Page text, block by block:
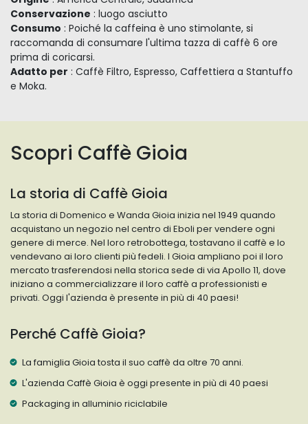
Conservazione : luogo asciutto
Consumo : Poiché la caffeina è uno stimolante, si
raccomanda di consumare l'ultima tazza di caffè 6 ore
prima di coricarsi.
Adatto per : Caffè Filtro, Espresso, Caffettiera a Stantuffo
e Moka.
Scopri Caffè Gioia
La storia di Caffè Gioia
La storia di Domenico e Wanda Gioia inizia nel 1949 quando
acquistano un negozio nel centro di Eboli per vendere ogni
genere di merce. Nel loro retrobottega, tostavano il caffè e lo
vendevano ai loro clienti più fedeli. I Gioia ampliano poi il loro
mercato trasferendosi nella storica sede di via Apollo 11, dove
iniziano a commercializzare il loro caffè a professionisti e
privati. Oggi l'azienda è presente in più di 40 paesi!
Perché Caffè Gioia?
La famiglia Gioia tosta il suo caffè da oltre 70 anni.
L'azienda Caffè Gioia è oggi presente in più di 40 paesi
Packaging in alluminio riciclabile